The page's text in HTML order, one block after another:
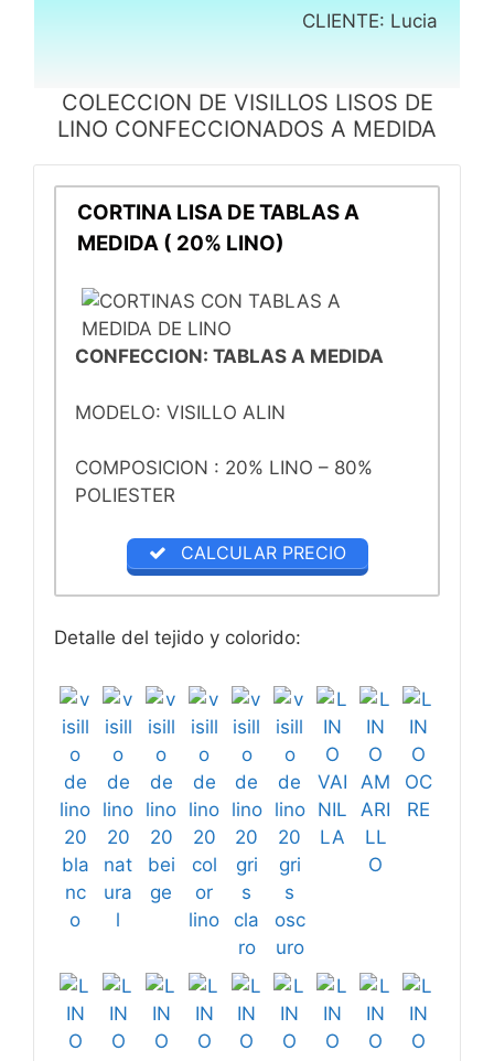
CLIENTE: Lucia
COLECCION DE VISILLOS LISOS DE
LINO CONFECCIONADOS A MEDIDA
CORTINA LISA DE TABLAS A
MEDIDA ( 20% LINO)
CONFECCION: TABLAS A MEDIDA
MODELO: VISILLO ALIN
COMPOSICION : 20% LINO – 80%
POLIESTER
CALCULAR PRECIO
Detalle del tejido y colorido: